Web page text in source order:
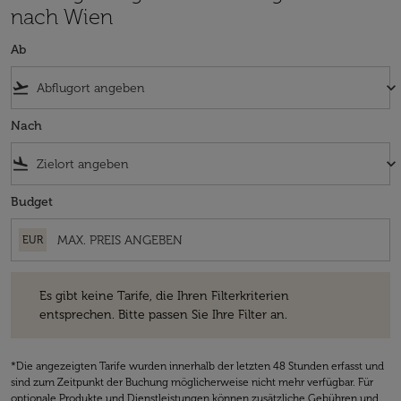
nach Wien
Ab
flight_takeoff keyboard_arrow_down
Nach
flight_land keyboard_arrow_down
Budget
EUR
Es gibt keine Tarife, die Ihren Filterkriterien
entsprechen. Bitte passen Sie Ihre Filter an.
*Die angezeigten Tarife wurden innerhalb der letzten 48 Stunden erfasst und
sind zum Zeitpunkt der Buchung möglicherweise nicht mehr verfügbar. Für
optionale Produkte und Dienstleistungen können zusätzliche Gebühren und